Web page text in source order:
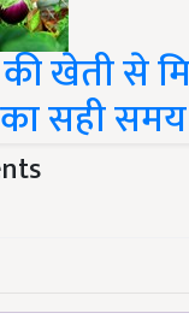
खेती से
का सही समय